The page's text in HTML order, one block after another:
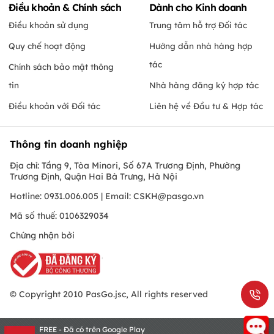
Điều khoản & Chính sách
Điều khoản sử dụng
Quy chế hoạt động
Chính sách bảo mật thông
tin
Điều khoản với Đối tác
Dành cho Kinh doanh
Trung tâm hỗ trợ Đối tác
Hướng dẫn nhà hàng hợp
tác
Nhà hàng đăng ký hợp tác
Liên hệ về Đầu tư & Hợp tác
Thông tin doanh nghiệp
Địa chỉ: Tầng 9, Tòa Minori, Số 67A Trương Định, Phường
Trương Định, Quận Hai Bà Trưng, Hà Nội
Hotline: 0931.006.005 | Email: CSKH@pasgo.vn
Mã số thuế: 0106329034
Chứng nhận bởi
© Copyright 2010 PasGo.jsc, All rights reserved
FREE - Đã có trên Google Play